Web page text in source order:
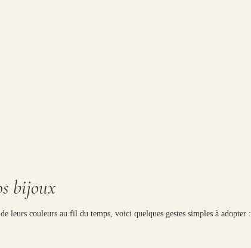
bijoux
leurs couleurs au fil du temps, voici quelques gestes simples à adopter :